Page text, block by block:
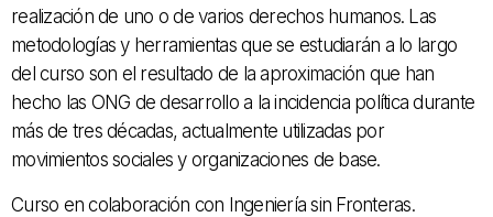
realización de uno o de varios derechos humanos. Las
metodologías y herramientas que se estudiarán a lo largo
del curso son el resultado de la aproximación que han
hecho las ONG de desarrollo a la incidencia política durante
más de tres décadas, actualmente utilizadas por
movimientos sociales y organizaciones de base.
Curso en colaboración con Ingeniería sin Fronteras.